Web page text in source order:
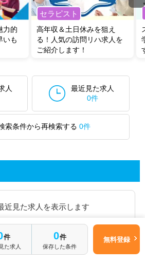
力的
いも
セラピスト
高年収＆土日休みを狙え
る！人気の訪問リハ求人を
ご紹介します！
人
最近見た求人
0件
索条件から再検索する 0件
近見た求人を表示します
人を探してみる
件
た求人
0件
保存した条件
無料登録